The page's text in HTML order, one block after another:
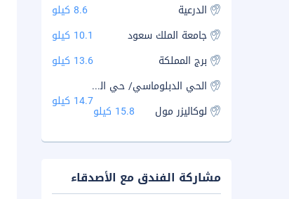
الدرعية
8.6 كيلو
جامعة الملك سعود
10.1 كيلو
برج المملكة
13.6 كيلو
الحي الدبلوماسي/ حي السفارات
14.7 كيلو
لوكاليزر مول 15.8 كيلو
مشاركة الفندق مع الأصدقاء